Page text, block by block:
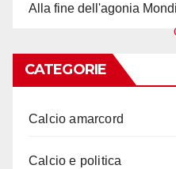
Alla fine dell'agonia
CATEGORIE
Calcio amarcord
Calcio e politica